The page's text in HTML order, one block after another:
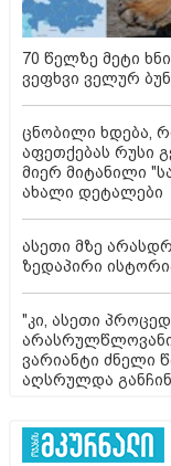
70 წელზე მეტი
ვეფხვი ველურ
ცნობილი ხდება,
აფეთქებას რუსი
მიერ მიტანილი
ახალი დეტალები
ასეთი მზე
ზედაპირი
"კი, ასეთი
ვარიანტი ძნელი
აღსრულდა